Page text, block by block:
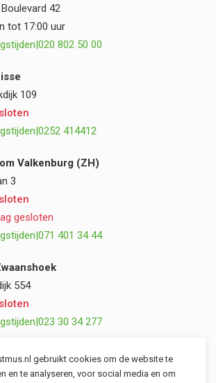
42
tot 17:00 uur
|020 802 50 00
109
|0252 414412
Valkenburg (ZH)
3
gesloten
|071 401 34 44
554
|023 30 34 277
(ZH)
3
gebruikt cookies om de website te
en te analyseren, voor social media en om